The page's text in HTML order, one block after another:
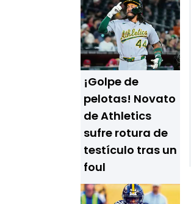
¡Golpe de
pelotas! Novato
de Athletics
sufre rotura de
testículo tras un
foul